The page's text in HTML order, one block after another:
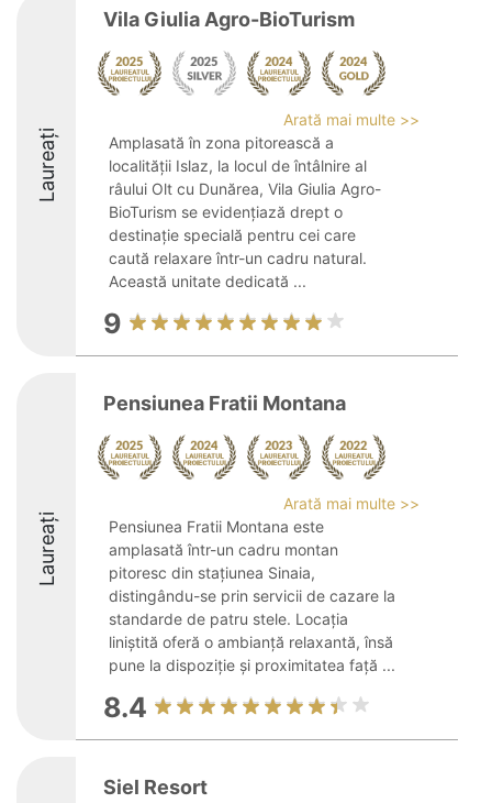
Laureați
Vila Giulia Agro-BioTurism
Arată mai multe >>
Amplasată în zona pitorească a
localității Islaz, la locul de întâlnire al
râului Olt cu Dunărea, Vila Giulia Agro-
BioTurism se evidențiază drept o
destinație specială pentru cei care
caută relaxare într-un cadru natural.
Această unitate dedicată ...
9
Laureați
Pensiunea Fratii Montana
Arată mai multe >>
Pensiunea Fratii Montana este
amplasată într-un cadru montan
pitoresc din stațiunea Sinaia,
distingându-se prin servicii de cazare la
standarde de patru stele. Locația
liniștită oferă o ambianță relaxantă, însă
pune la dispoziție și proximitatea față ...
8.4
Siel Resort